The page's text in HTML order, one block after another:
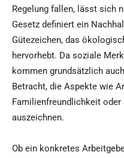
Regelung fallen, lässt sich
Gesetz definiert ein
Gütezeichen, das
hervorhebt. Da soziale
kommen grundsätzlich
Betracht, die Aspekte wie
Familienfreundlichkeit
auszeichnen.
Ob ein konkretes